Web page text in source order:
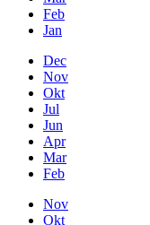
Feb
Jan
Dec
Nov
Okt
Jul
Jun
Apr
Mar
Feb
Nov
Okt